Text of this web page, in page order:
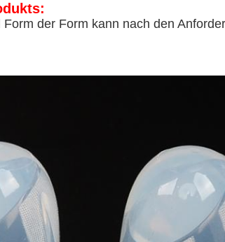
der Form kann nach den